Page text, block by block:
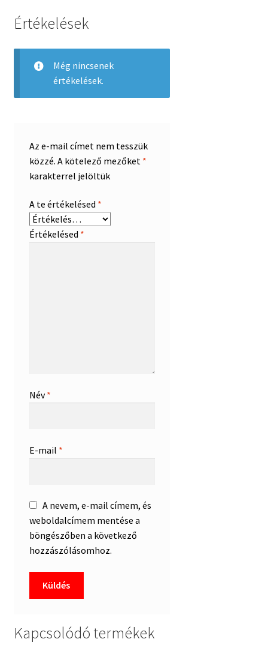
Értékelések
Még nincsenek
értékelések.
Az e-mail címet nem tesszük
közzé. A kötelező mezőket *
karakterrel jelöltük
A te értékelésed *
Értékelésed *
Név*
E-mail *
A nevem, e-mail címem, és
weboldalcímem mentése a
böngészőben a következő
hozzászólásomhoz.
Kapcsolódó termékek